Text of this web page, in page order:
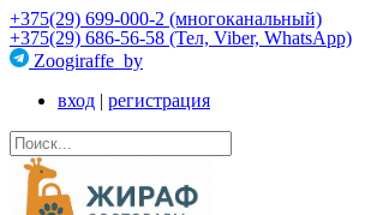
+375(29) 699-000-2 (многоканальный)
+375(29) 686-56-58 (Тел, Viber, WhatsApp)
Zoogiraffe_by
вход | регистрация